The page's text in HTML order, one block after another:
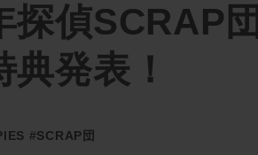
探偵SCRAP
典発表！
#SCRAP団